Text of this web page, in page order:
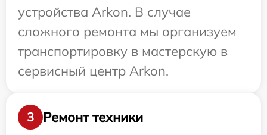
устройства Arkon. В случае
сложного ремонта мы организуем
транспортировку в мастерскую в
сервисный центр Arkon.
3
Ремонт техники